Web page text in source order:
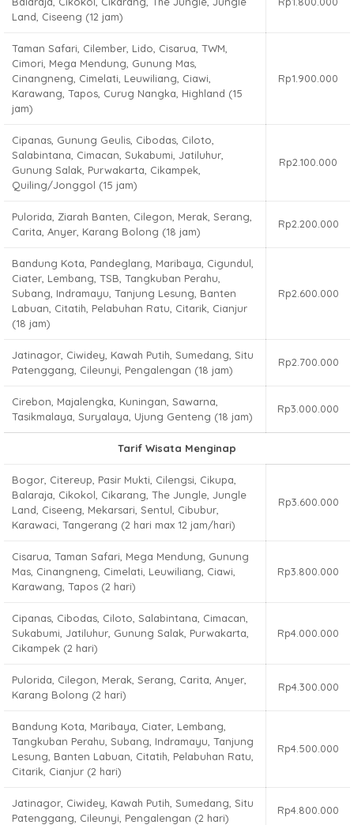
Land, Ciseeng (12 jam)
Taman Safari, Cilember, Lido, Cisarua, TWM,
Cimori, Mega Mendung, Gunung Mas,
Cinangneng, Cimelati, Leuwiliang, Ciawi,
Karawang, Tapos, Curug Nangka, Highland (15
jam)
Rp1.900.000
Cipanas, Gunung Geulis, Cibodas, Ciloto,
Salabintana, Cimacan, Sukabumi, Jatiluhur,
Gunung Salak, Purwakarta, Cikampek,
Quiling/Jonggol (15 jam)
Rp2.100.000
Pulorida, Ziarah Banten, Cilegon, Merak, Serang,
Carita, Anyer, Karang Bolong (18 jam)
Rp2.200.000
Bandung Kota, Pandeglang, Maribaya, Cigundul,
Ciater, Lembang, TSB, Tangkuban Perahu,
Subang, Indramayu, Tanjung Lesung, Banten
Labuan, Citatih, Pelabuhan Ratu, Citarik, Cianjur
(18 jam)
Rp2.600.000
Jatinagor, Ciwidey, Kawah Putih, Sumedang, Situ
Patenggang, Cileunyi, Pengalengan (18 jam)
Rp2.700.000
Cirebon, Majalengka, Kuningan, Sawarna,
Tasikmalaya, Suryalaya, Ujung Genteng (18 jam)
Rp3.000.000
Tarif Wisata Menginap
Bogor, Citereup, Pasir Mukti, Cilengsi, Cikupa,
Balaraja, Cikokol, Cikarang, The Jungle, Jungle
Land, Ciseeng, Mekarsari, Sentul, Cibubur,
Karawaci, Tangerang (2 hari max 12 jam/hari)
Rp3.600.000
Cisarua, Taman Safari, Mega Mendung, Gunung
Mas, Cinangneng, Cimelati, Leuwiliang, Ciawi,
Karawang, Tapos (2 hari)
Rp3.800.000
Cipanas, Cibodas, Ciloto, Salabintana, Cimacan,
Sukabumi, Jatiluhur, Gunung Salak, Purwakarta,
Cikampek (2 hari)
Rp4.000.000
Pulorida, Cilegon, Merak, Serang, Carita, Anyer,
Karang Bolong (2 hari)
Rp4.300.000
Bandung Kota, Maribaya, Ciater, Lembang,
Tangkuban Perahu, Subang, Indramayu, Tanjung
Lesung, Banten Labuan, Citatih, Pelabuhan Ratu,
Citarik, Cianjur (2 hari)
Rp4.500.000
Jatinagor, Ciwidey, Kawah Putih, Sumedang, Situ
Patenggang, Cileunyi, Pengalengan (2 hari)
Rp4.800.000